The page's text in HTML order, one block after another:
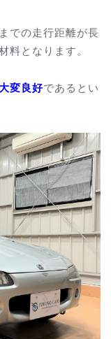
での走行距離が長
料となります。
変良好であるとい